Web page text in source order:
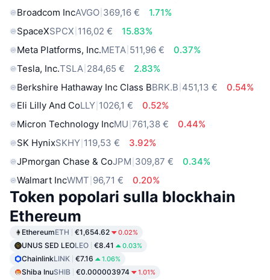
Broadcom IncAVGO 369,16 €
1.71%
SpaceXSPCX 116,02 €
15.83%
Meta Platforms, Inc.META 511,96 €
0.37%
Tesla, Inc.TSLA 284,65 €
2.83%
Berkshire Hathaway Inc Class BBRK.B 451,13 €
0.54%
Eli Lilly And CoLLY 1026,1 €
0.52%
Micron Technology IncMU 761,38 €
0.44%
SK HynixSKHY 119,53 €
3.92%
JPmorgan Chase & CoJPM 309,87 €
0.34%
Walmart IncWMT 96,71 € 0.20%
Token popolari sulla blockhain
Ethereum
EthereumETH €1,654.62 0.02%
UNUS SED LEOLEO €8.41 0.03%
ChainlinkLINK €7.16 1.06%
Shiba InuSHIB €0.000003974 1.01%